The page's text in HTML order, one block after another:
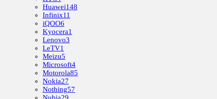
Huawei148
Infinix11
iQOO6
Kyocera1
Lenovo3
LeTV1
Meizu5
Microsoft4
Motorola85
Nokia27
Nothing57